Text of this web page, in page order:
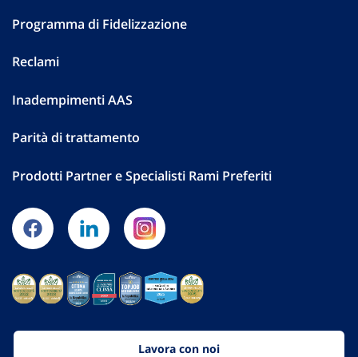
Programma di Fidelizzazione
Reclami
Inadempimenti AAS
Parità di trattamento
Prodotti Partner e Specialisti Rami Preferiti
Lavora con noi